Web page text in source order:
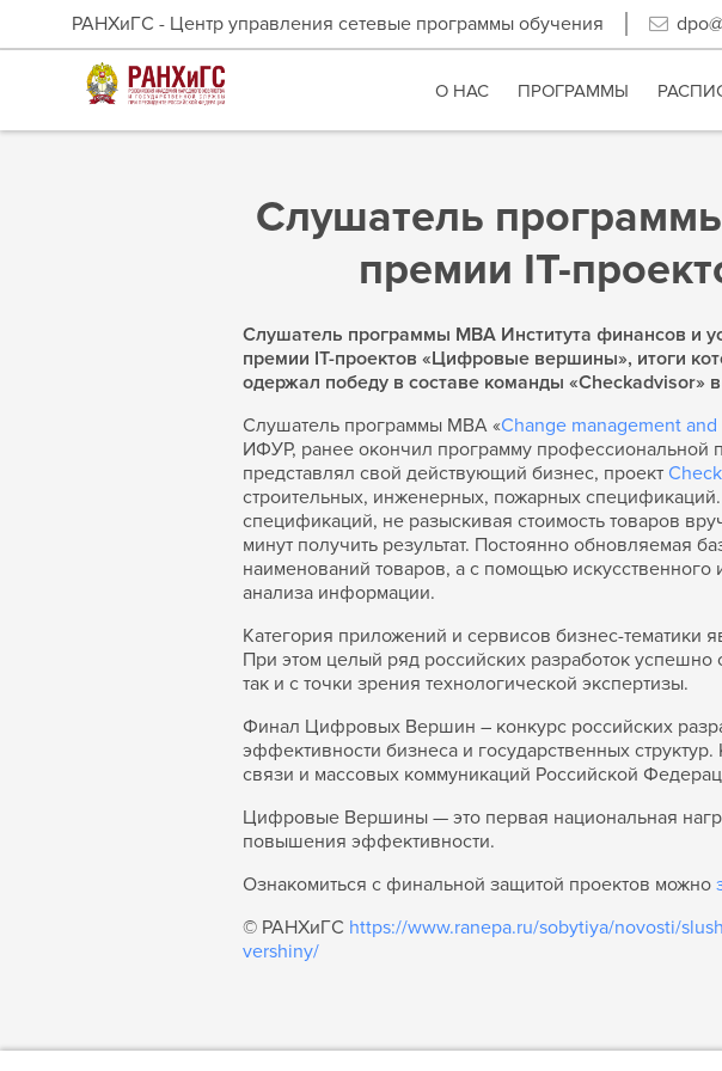
РАНХиГС - Центр управления сетевые программы обучения
О НАС ПРОГРАММЫ
Слушатель
премии IT-
Слушатель программы MBA Института финансов и
премии IT-проектов «Цифровые вершины», итоги
одержал победу в составе команды «Checkadvisor»
Слушатель программы MBA «Change management
ИФУР, ранее окончил программу профессиональной
представлял свой действующий бизнес, проект
строительных, инженерных, пожарных
спецификаций, не разыскивая стоимость товаров
минут получить результат. Постоянно обновляемая
наименований товаров, а с помощью искусственного
анализа информации.
Категория приложений и сервисов бизнес-тематики
При этом целый ряд российских разработок
так и с точки зрения технологической экспертизы.
Финал Цифровых Вершин – конкурс российских
эффективности бизнеса и государственных
связи и массовых коммуникаций Российской
Цифровые Вершины — это первая национальная
повышения эффективности.
Ознакомиться с финальной защитой проектов можно
© РАНХиГС https://www.ranepa.ru/sobytiya/novosti/
vershiny/